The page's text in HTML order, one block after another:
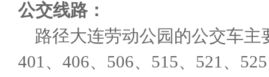
公交线路：
路径大连劳动公园的公交车主
401、406、506、515、521、